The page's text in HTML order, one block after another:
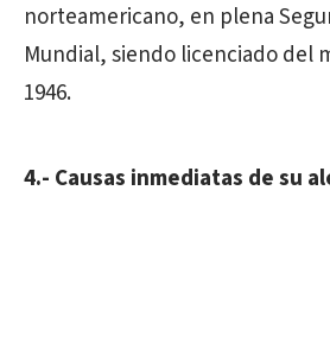
norteamericano, en plena
Mundial, siendo licenciado del
1946.
4.- Causas inmediatas de su